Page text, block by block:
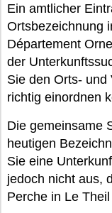
Ein amtlicher
Ortsbezeichnung
Département
der
Sie den Orts- und
richtig einordnen
Die gemeinsame
heutigen
Sie eine
jedoch nicht aus,
Perche in Le